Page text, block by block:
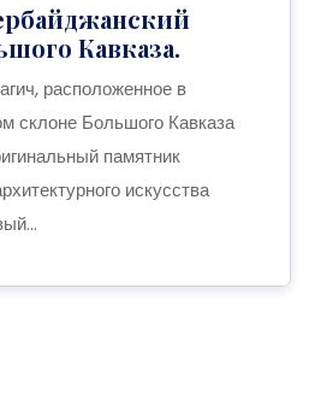
Кавказа.
расположенное в
склоне Большого Кавказа
памятник
искусства